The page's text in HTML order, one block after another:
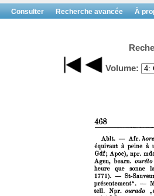
Consulter Recherche avancée À
Volume: